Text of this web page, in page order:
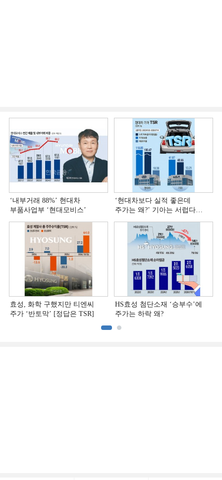
‘내부거래 88%ʼ 현대차
부품사업부 ‘현대모비스ʼ
‘현대차보다 실적 좋은데
주가는 왜?ʼ 기아는 서럽다
효성, 화학 구했지만 티엔씨
주가 ‘반토막’ [정답은 TSR]
HS효성 첨단소재 ‘승부수’에
주가는 하락 왜?